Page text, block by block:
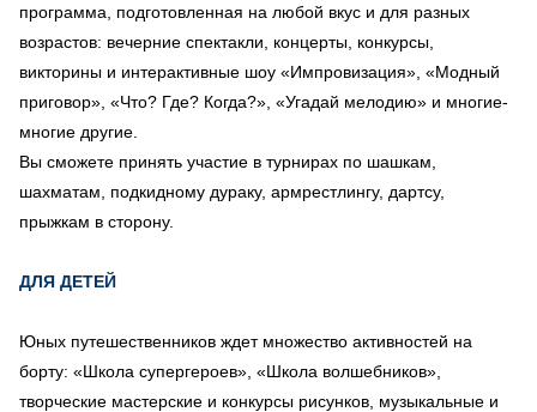
программа, подготовленная на любой вкус и для разных
возрастов: вечерние спектакли, концерты, конкурсы,
викторины и интерактивные шоу «Импровизация», «Модный
приговор», «Что? Где? Когда?», «Угадай мелодию» и многие-
многие другие.
Вы сможете принять участие в турнирах по шашкам,
шахматам, подкидному дураку, армрестлингу, дартсу,
прыжкам в сторону.
ДЛЯ ДЕТЕЙ
Юных путешественников ждет множество активностей на
борту: «Школа супергероев», «Школа волшебников»,
творческие мастерские и конкурсы рисунков, музыкальные и